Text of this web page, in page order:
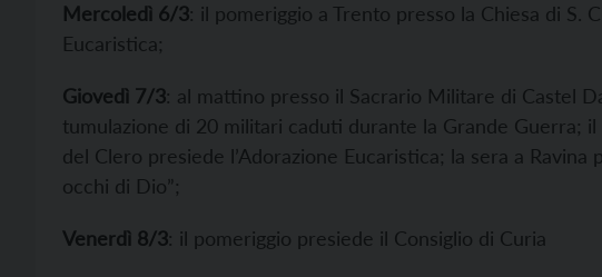
Mercoledì 6/3: il pomeriggio a Trento presso la Chiesa di S.
Eucaristica;
Giovedì 7/3: al mattino presso il Sacrario Militare di Castel
tumulazione di 20 militari caduti durante la Grande Guerra; il
del Clero presiede l’Adorazione Eucaristica; la sera a Ravina
occhi di Dio”;
Venerdì 8/3: il pomeriggio presiede il Consiglio di Curia